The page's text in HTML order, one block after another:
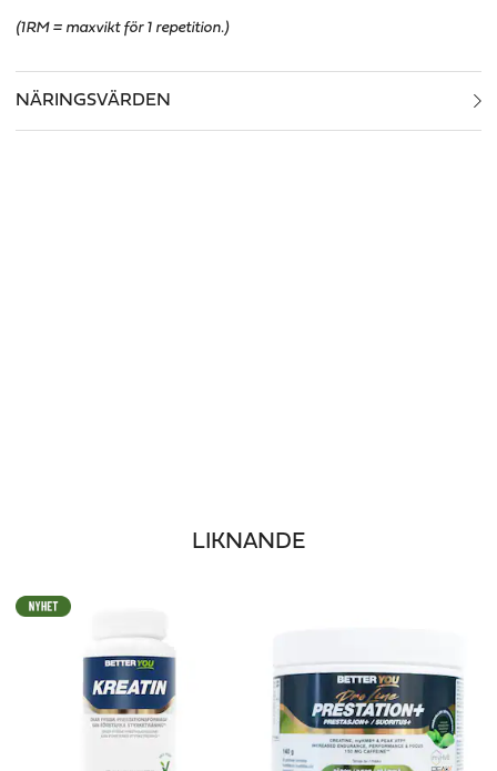
(1RM = maxvikt för 1 repetition.)
NÄRINGSVÄRDEN
LIKNANDE